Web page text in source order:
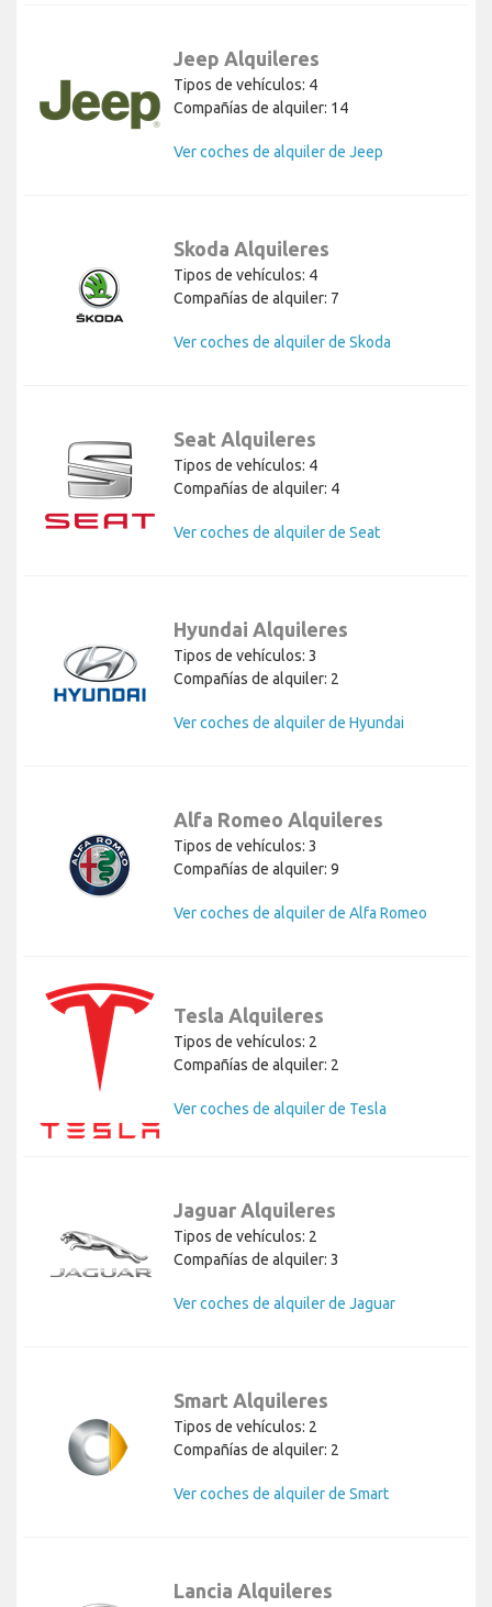
Jeep Alquileres
Tipos de vehículos: 4
Compañías de alquiler: 14
Ver coches de alquiler de Jeep
Skoda Alquileres
Tipos de vehículos: 4
Compañías de alquiler: 7
Ver coches de alquiler de Skoda
Seat Alquileres
Tipos de vehículos: 4
Compañías de alquiler: 4
Ver coches de alquiler de Seat
Hyundai Alquileres
Tipos de vehículos: 3
Compañías de alquiler: 2
Ver coches de alquiler de Hyundai
Alfa Romeo Alquileres
Tipos de vehículos: 3
Compañías de alquiler: 9
Ver coches de alquiler de Alfa Romeo
Tesla Alquileres
Tipos de vehículos: 2
Compañías de alquiler: 2
Ver coches de alquiler de Tesla
Jaguar Alquileres
Tipos de vehículos: 2
Compañías de alquiler: 3
Ver coches de alquiler de Jaguar
Smart Alquileres
Tipos de vehículos: 2
Compañías de alquiler: 2
Ver coches de alquiler de Smart
Lancia Alquileres